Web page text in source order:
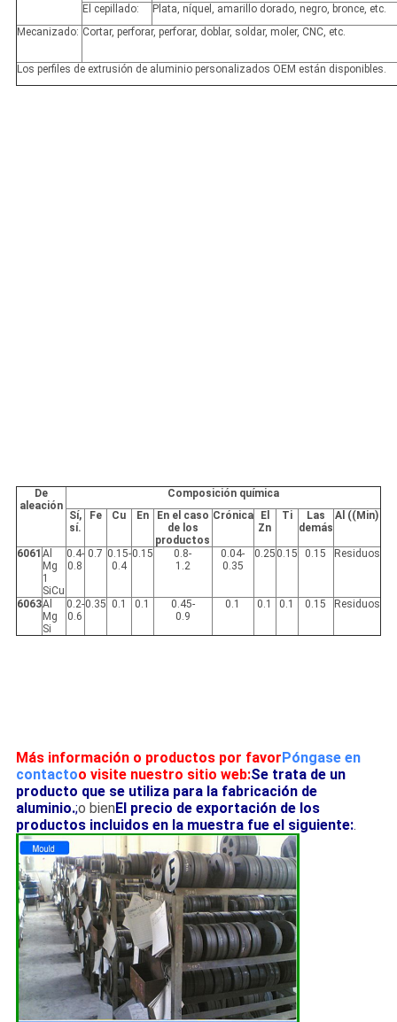
El cepillado:
Plata, níquel, amarillo dorado, negro, bronce, etc.
Mecanizado: Cortar, perforar, perforar, doblar, soldar, moler, CNC, etc.
Los perfiles de extrusión de aluminio personalizados OEM están disponibles.
De
aleación
Composición química
Sí,
sí.
Fe Cu En
En el caso
de los
productos
Crónica
El
Zn
Ti
Las
demás
Al ((Min)
6061 Al
Mg
1
SiCu
0.4-
0.8
0.7 0.15-
0.4
0.15
0.8-
1.2
0.04-
0.35
0.25 0.15 0.15 Residuos
6063Al
Mg
Si
0.2-
0.6
0.35 0.1 0.1
0.45-
0.9
0.1 0.1 0.1 0.15 Residuos
Más información o productos por favorPóngase en
contactoo visite nuestro sitio web:Se trata de un
producto que se utiliza para la fabricación de
aluminio.;o bienEl precio de exportación de los
productos incluidos en la muestra fue el siguiente:.